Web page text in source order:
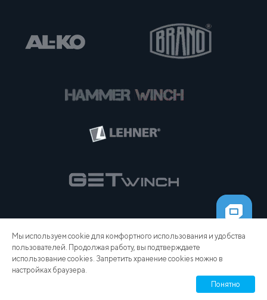
Мы используем cookie для комфортного использования и удобства
пользователей. Продолжая работу, вы подтверждаете
использование cookies. Запретить хранение cookies можно в
настройках браузера.
Понятно